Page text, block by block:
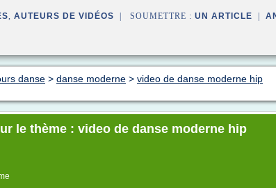
, AUTEURS DE VIDÉOS | SOUMETTRE : UN ARTICLE
danse > danse moderne > video de danse moderne hip
le thème : video de danse moderne hip